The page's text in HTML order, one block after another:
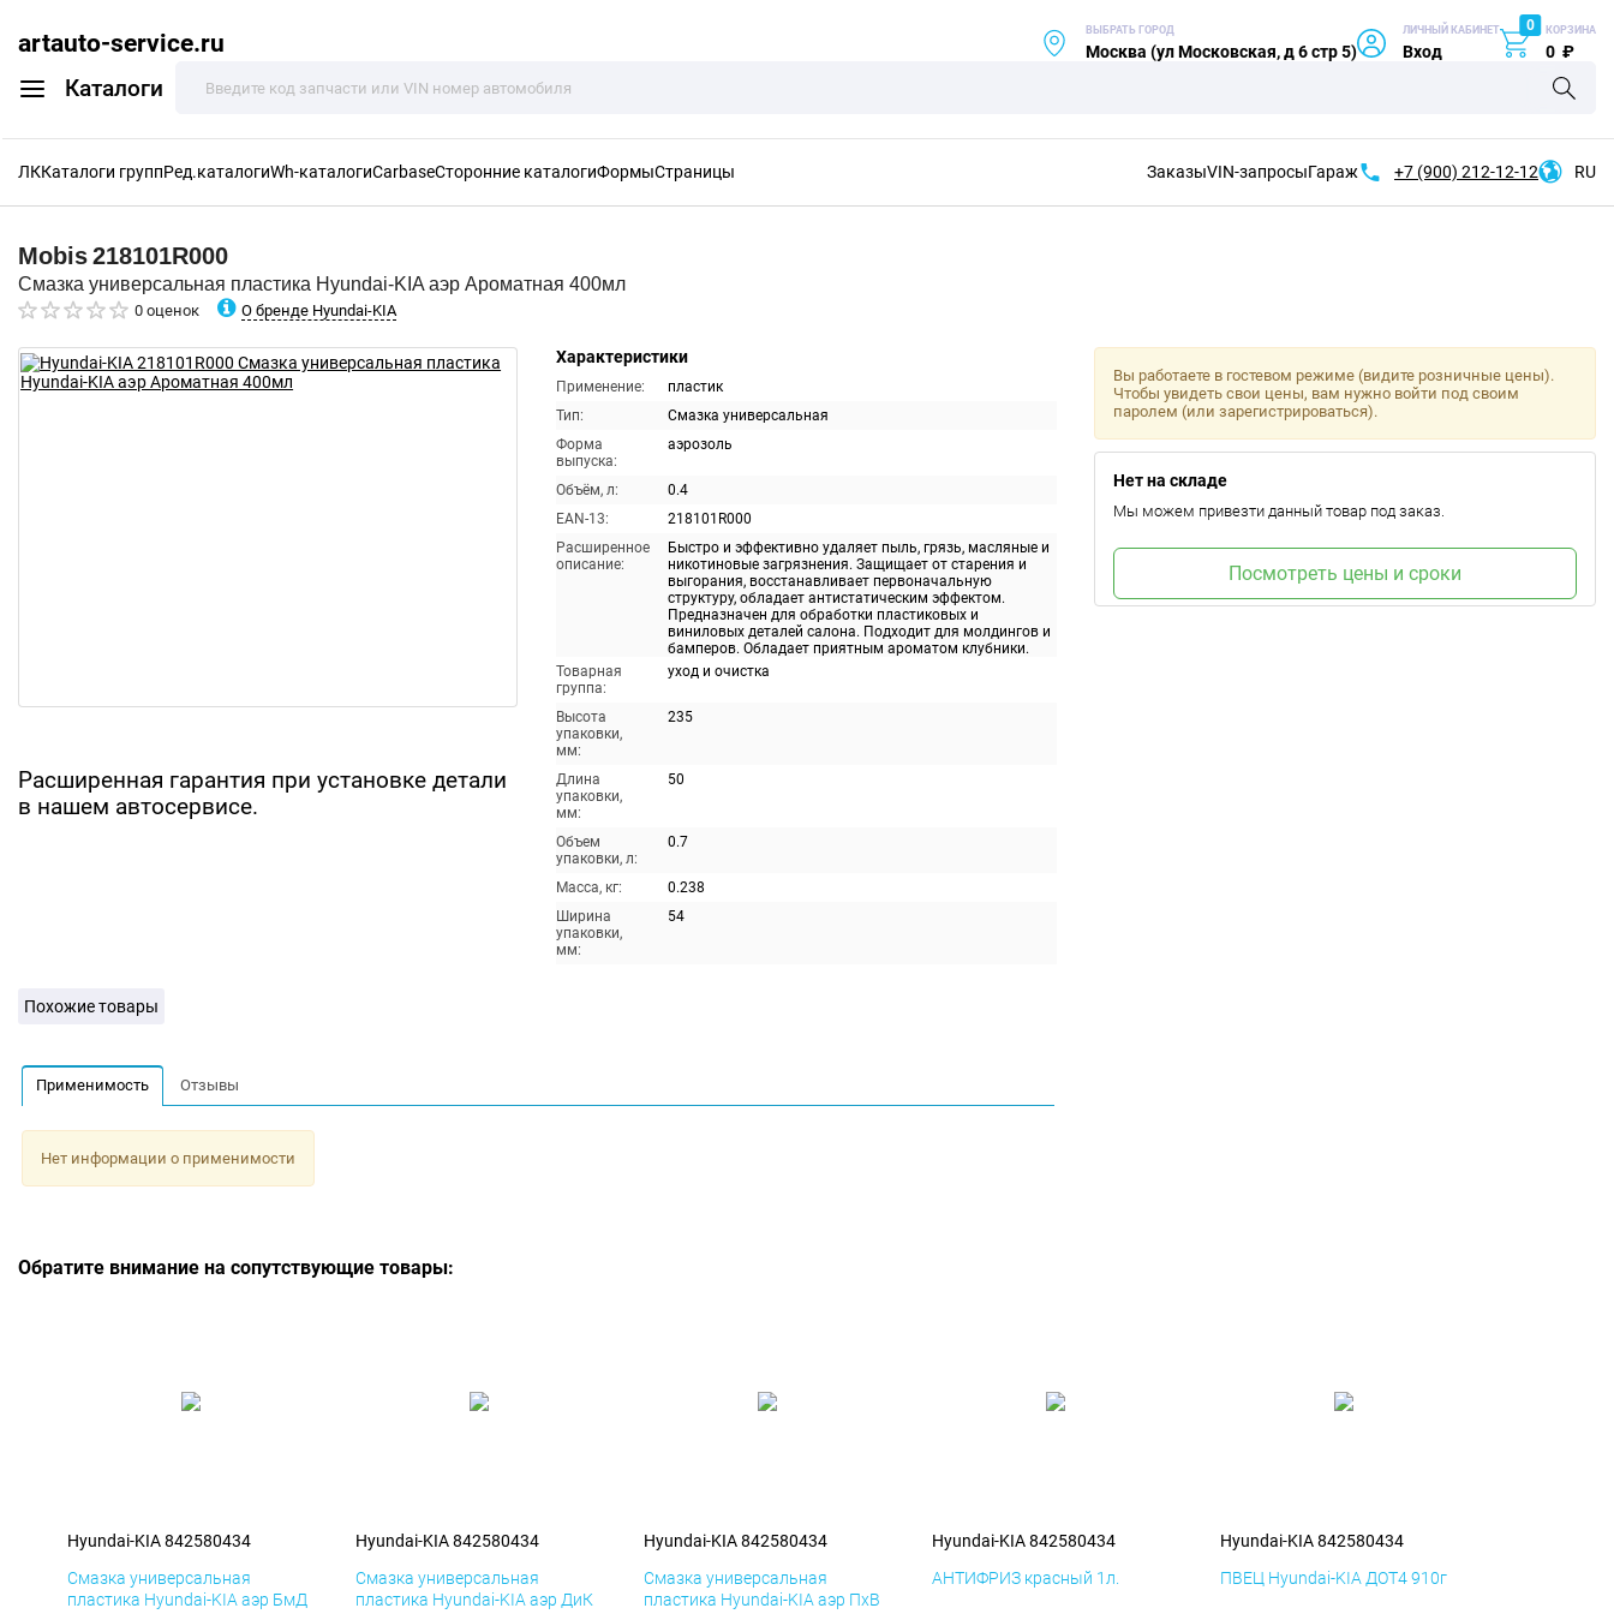
artauto-service.ru
Каталоги
ВЫБРАТЬ ГОРОД
Москва (ул Московская, д 6 стр 5)
ЛИЧНЫЙ КАБИНЕТ
Вход
0 КОРЗИНА
0 ₽
ЛККаталоги группРед.каталогиWh-каталогиCarbaseСторонние каталогиФормыСтраницы ЗаказыVIN-запросыГараж +7 (900) 212-12-12 RU
Mobis218101R000
Смазка универсальная пластика Hyundai-KIA аэр Ароматная 400мл
0 оценок О бренде Hyundai-KIA
Расширенная гарантия при установке детали
в нашем автосервисе.
Характеристики
Применение:
пластик
Тип:
Смазка универсальная
Форма
выпуска:
аэрозоль
Объём, л:
0.4
EAN-13:
218101R000
Расширенное
описание:
Быстро и эффективно удаляет пыль, грязь, масляные и
никотиновые загрязнения. Защищает от старения и
выгорания, восстанавливает первоначальную
структуру, обладает антистатическим эффектом.
Предназначен для обработки пластиковых и
виниловых деталей салона. Подходит для молдингов и
бамперов. Обладает приятным ароматом клубники.
Товарная
группа:
уход и очистка
Высота
упаковки,
мм:
235
Длина
упаковки,
мм:
50
Объем
упаковки, л:
0.7
Масса, кг:
0.238
Ширина
упаковки,
мм:
54
Вы работаете в гостевом режиме (видите розничные цены).
Чтобы увидеть свои цены, вам нужно войти под своим
паролем (или зарегистрироваться).
Нет на складе
Мы можем привезти данный товар под заказ.
Посмотреть цены и сроки
Похожие товары
Применимость Отзывы
Нет информации о применимости
Обратите внимание на сопутствующие товары:
Hyundai-KIA 842580434
Смазка универсальная
пластика Hyundai-KIA аэр БмД
Hyundai-KIA 842580434
Смазка универсальная
пластика Hyundai-KIA аэр ДиК
Hyundai-KIA 842580434
Смазка универсальная
пластика Hyundai-KIA аэр ПхВ
Hyundai-KIA 842580434
АНТИФРИЗ красный 1л.
Hyundai-KIA 842580434
ПВЕЦ Hyundai-KIA ДОТ4 910г